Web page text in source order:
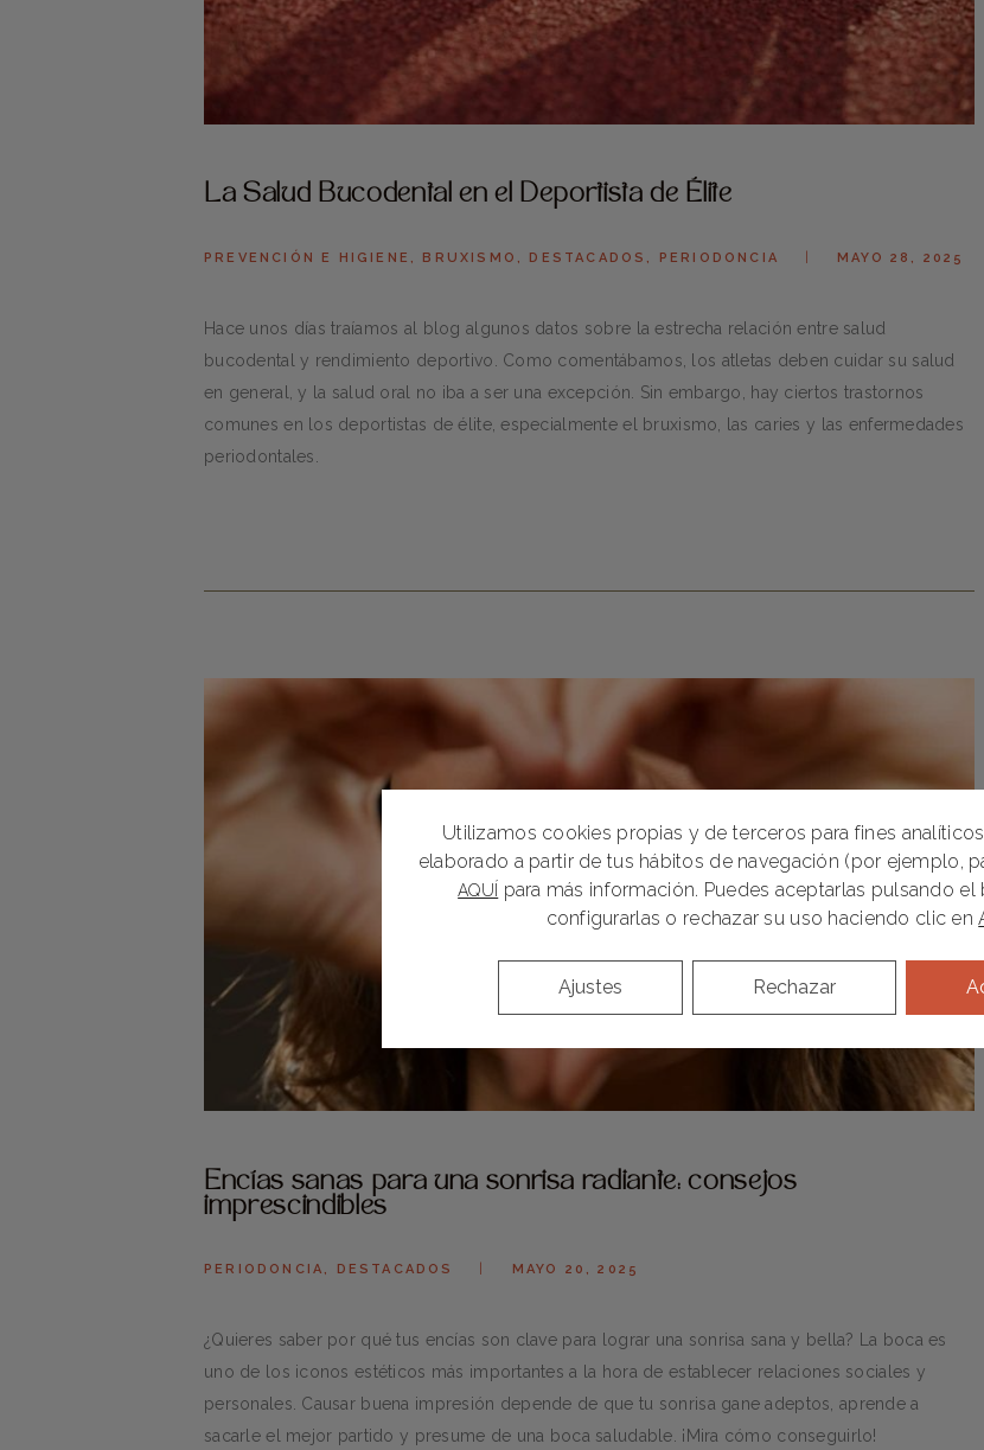
La Salud Bucodental en el Deportista de Élite
PREVENCIÓN E HIGIENE BRUXISMO DESTACADOS PERIODONCIA MAYO 28, 2025
Hace unos días traíamos al blog algunos datos sobre la estrecha relación entre salud
bucodental y rendimiento deportivo. Como comentábamos, los atletas deben cuidar su salud
en general, y la salud oral no iba a ser una excepción. Sin embargo, hay ciertos trastornos
comunes en los deportistas de élite, especialmente el bruxismo, las caries y las enfermedades
periodontales.
Encías sanas para una sonrisa radiante: consejos
imprescindibles
PERIODONCIA , DESTACADOS MAYO 20, 2025
¿Quieres saber por qué tus encías son clave para lograr una sonrisa sana y bella? La boca es
uno de los iconos estéticos más importantes a la hora de establecer relaciones sociales y
personales. Causar buena impresión depende de que tu sonrisa gane adeptos, aprende a
sacarle el mejor partido y presume de una boca saludable. ¡Mira cómo conseguirlo!
Utilizamos cookies propias y de terceros para fines
elaborado a partir de tus hábitos de navegación (por ejemplo,
AQUÍ
para más información. Puedes aceptarlas pulsando el
configurarlas o rechazar su uso haciendo clic en
Rechazar
Ajustes